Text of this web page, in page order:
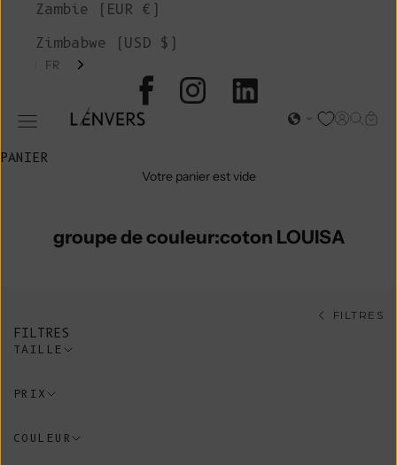
L'ENVERS
Ouvrir le menu de navigation Page
Zambie (EUR €)
Zimbabwe (USD $)
FR
PANIER
Votre panier est vide
groupe de couleur:coton LOUISA
FILTRES
FILTRES
TAILLE
PRIX
COULEUR